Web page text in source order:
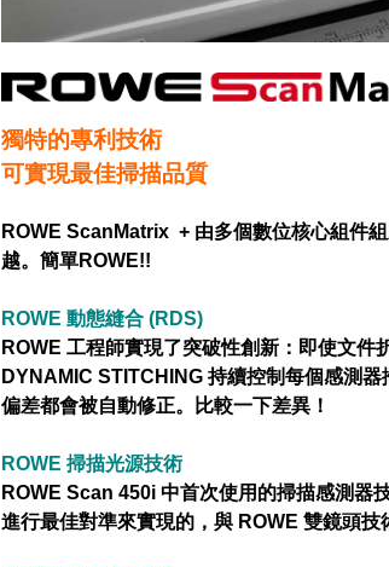
獨特的專利技術
可實現最佳掃描品質
ROWE ScanMatrix + 由多個數位核心組件
越。簡單ROWE!!
ROWE 動態縫合 (RDS)
ROWE 工程師實現了突破性創新：即使文
DYNAMIC STITCHING 持續控制每個感測
偏差都會被自動修正。比較一下差異！
ROWE 掃描光源技術
ROWE Scan 450i 中首次使用的掃描感測器
進行最佳對準來實現的，與 ROWE 雙鏡頭技